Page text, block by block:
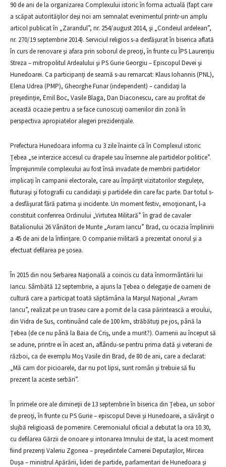
90 de ani de la organizarea Complexului istoric în forma actuală (fapt care
a scăpat autorităţilor deşi noi am semnalat evenimentul printr-un amplu
articol publicat în „Zarandul”, nr. 254/august 2014, şi „Condeiul ardelean”,
nr. 270/19 septembrie 2014). Serviciul religios s-a desfăşurat în biserica aflată
în curs de renovare şi afara prin soborul de preoţi, în frunte cu ÎPS Laurenţiu
Streza – mitropolitul Ardealului şi PS Gurie Georgiu – Episcopul Devei şi
Hunedoarei. Ca participanţi de seamă s-au remarcat: Klaus Iohannis (PNL),
Elena Udrea (PMP), Gheorghe Funar (independent) – candidaţi la
preşedinţie, Emil Boc, Vasile Blaga, Dan Diaconescu, care au profitat de
această ocazie pentru a se face cunoscuţi oamenilor din zonă în
perspectiva apropiatelor alegeri prezidenţiale.
Prefectura Hunedoara informa cu 3 zile înainte că în Complexul istoric
Ţebea „se interzice accesul cu drapele sau însemne ale partidelor politice”.
Împrejurimile complexului au fost însă invadate de membrii partidelor
implicaţi în campanii electorale, care au împărţit vizitatorilor steguleţe,
fluturaşi şi fotografii cu candidaţii şi partidele din care fac parte. Dar totul s-
a desfăşurat fără patima şi incidente. Un moment festiv, emoţionant, l-a
constituit conferirea Ordinului „Virtutea Militară” în grad de cavaler
Batalionului 26 Vânători de Munte „Avram Iancu” Brad, cu ocazia împlinirii
a 45 de ani de la înfiinţare. O companie militară a prezentat onorul şi a
efectuat defilarea pe şosea.
În 2015 din nou Serbarea Naţională a coincis cu data înmormântării lui
Iancu. Sâmbătă 12 septembrie, a ajuns la Ţebea o delegaţie de oameni de
cultură care a participat toată săptămâna la Marşul Naţional „Avram
Iancu”, realizat pe un traseu care a pornit de la casa părintească a eroului,
din Vidra de Sus, continuând cale de 100 km, străbătuţi pe jos, până la
Ţebea (de ce nu până la Baia de Criş, unde a murit?). Oamenii au început să
se adune, printre ei în acest an, aflându-se pentru prima dată şi veterani de
război, ca de exemplu Moş Vasile din Brad, de 80 de ani, care a declarat:
„Mă cam dor picioarele, dar nu pot lipsi, sunt român şi trebuie să fiu
prezent la aceste serbări”.
În primele ore ale dimineţii de 13 septembrie în biserica din Ţebea, un sobor
de preoţi, în frunte cu PS Gurie – episcopul Devei şi Hunedoarei, a săvârşit o
slujbă religioasă de pomenire. Ceremonialul oficial a debutat la ora 10.30,
cu defilarea Gărzii de onoare şi intonarea Imnului de stat, la acest moment
fiind prezenţi Valeriu Zgonea – preşedintele Camerei Deputaţilor, Mircea
Duşa – ministrul Apărării, lideri de partide, parlamentari de Hunedoara şi